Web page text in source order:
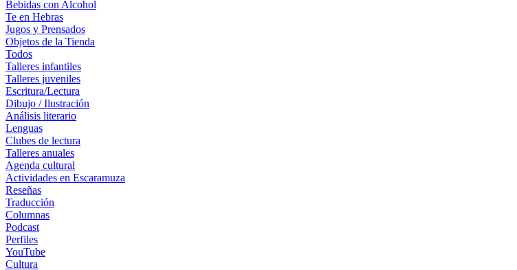
Bebidas con Alcohol
Te en Hebras
Jugos y Prensados
Objetos de la Tienda
Todos
Talleres infantiles
Talleres juveniles
Escritura/Lectura
Dibujo / Ilustración
Análisis literario
Lenguas
Clubes de lectura
Talleres anuales
Agenda cultural
Actividades en Escaramuza
Reseñas
Traducción
Columnas
Podcast
Perfiles
YouTube
Cultura